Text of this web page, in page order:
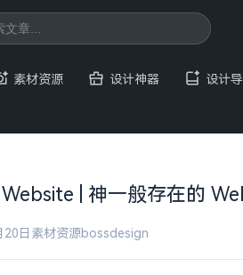
素材资源 设计神器 设计
| 神一般存在的
日 素材资源bossdesign